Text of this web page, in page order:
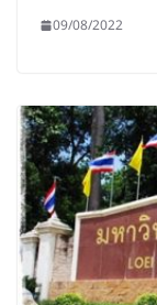
09/08/2022